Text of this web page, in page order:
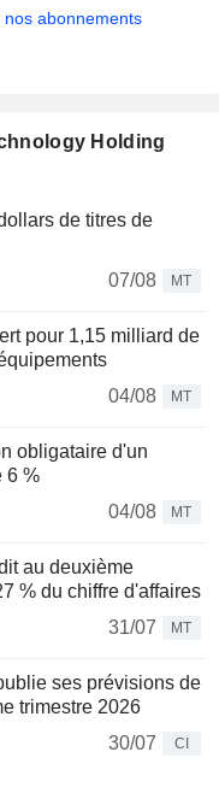
nos abonnements
Holding
de titres de
07/08
MT
pour 1,15 milliard de
04/08
MT
obligataire d'un
6 %
04/08
MT
au deuxième
% du chiffre d'affaires
31/07
MT
ses prévisions de
trimestre 2026
30/07
CI